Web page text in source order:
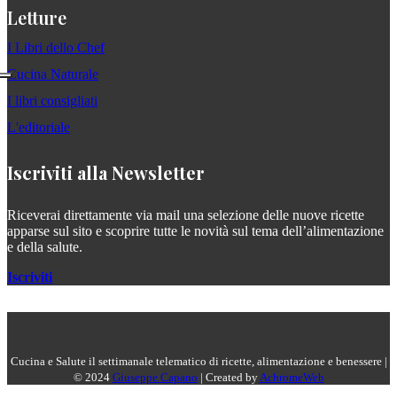
Letture
I Libri dello Chef
Cucina Naturale
I libri consigliati
L'editoriale
Iscriviti alla Newsletter
Riceverai direttamente via mail una selezione delle nuove ricette
apparse sul sito e scoprire tutte le novità sul tema dell’alimentazione
e della salute.
Iscriviti
Cucina e Salute il settimanale telematico di ricette, alimentazione e benessere |
© 2024 Giuseppe Capano | Created byAchromeWeb